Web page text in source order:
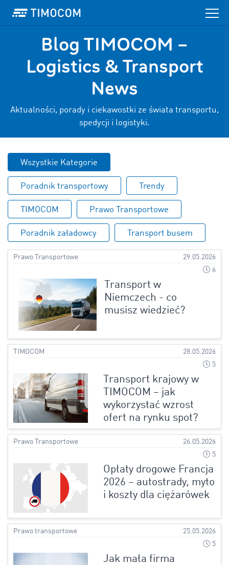
Blog TIMOCOM –
Logistics & Transport
News
Aktualności, porady i ciekawostki ze świata transportu,
spedycji i logistyki.
Wszystkie Kategorie
Poradnik transportowy Trendy
TIMOCOM Prawo Transportowe
Poradnik załadowcy Transport busem
Prawo Transportowe
29.05.2026
6
Transport w
Niemczech - co
musisz wiedzieć?
TIMOCOM
28.05.2026
5
Transport krajowy w
TIMOCOM – jak
wykorzystać wzrost
ofert na rynku spot?
Prawo Transportowe
26.05.2026
5
Opłaty drogowe Francja
2026 – autostrady, myto
i koszty dla ciężarówek
Prawo transportowe
25.05.2026
5
Jak mała firma